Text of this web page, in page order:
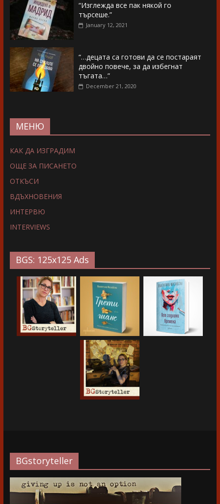
“Изглежда все пак някой го
търсеше.”
January 12, 2021
“…децата са готови да се постараят
двойно повече, за да избегнат
тъгата…”
December 21, 2020
МЕНЮ
КАК ДА ИЗГРАДИМ
ОЩЕ ЗА ПИСАНЕТО
ОТКЪСИ
ВДЪХНОВЕНИЯ
ИНТЕРВЮ
INTERVIEWS
BGS: 125x125 Ads
BGstoryteller